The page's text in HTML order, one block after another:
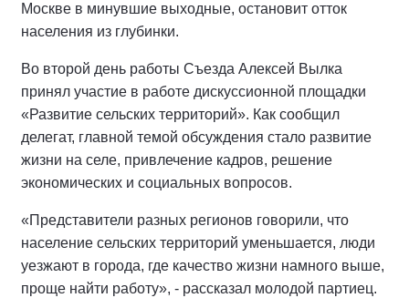
Москве в минувшие выходные, остановит отток
населения из глубинки.
Во второй день работы Съезда Алексей Вылка
принял участие в работе дискуссионной площадки
«Развитие сельских территорий». Как сообщил
делегат, главной темой обсуждения стало развитие
жизни на селе, привлечение кадров, решение
экономических и социальных вопросов.
«Представители разных регионов говорили, что
население сельских территорий уменьшается, люди
уезжают в города, где качество жизни намного выше,
проще найти работу», - рассказал молодой партиец.